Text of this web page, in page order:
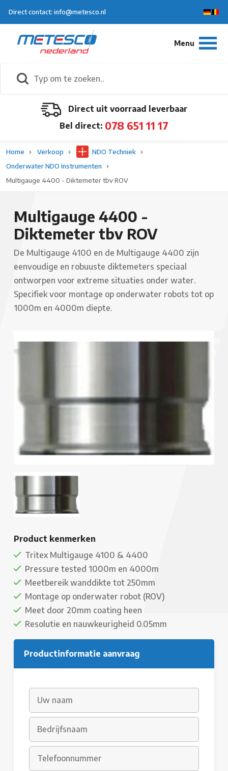
Direct contact: info@metesco.nl
Direct uit voorraad leverbaar
Bel direct: 078 651 11 17
Home Verkoop
NDO Techniek
Onderwater NDO Instrumenten
Multigauge 4400 - Diktemeter tbv ROV
Multigauge 4400 -
Diktemeter tbv ROV
De Multigauge 4100 en de Multigauge 4400 zijn
eenvoudige en robuuste diktemeters speciaal
ontworpen voor extreme situaties onder water.
Specifiek voor montage op onderwater robots tot op
1000m en 4000m diepte.
Product kenmerken
Tritex Multigauge 4100 & 4400
Pressure tested 1000m en 4000m
Meetbereik wanddikte tot 250mm
Montage op onderwater robot (ROV)
Meet door 20mm coating heen
Resolutie en nauwkeurigheid 0.05mm
Productinformatie aanvraag